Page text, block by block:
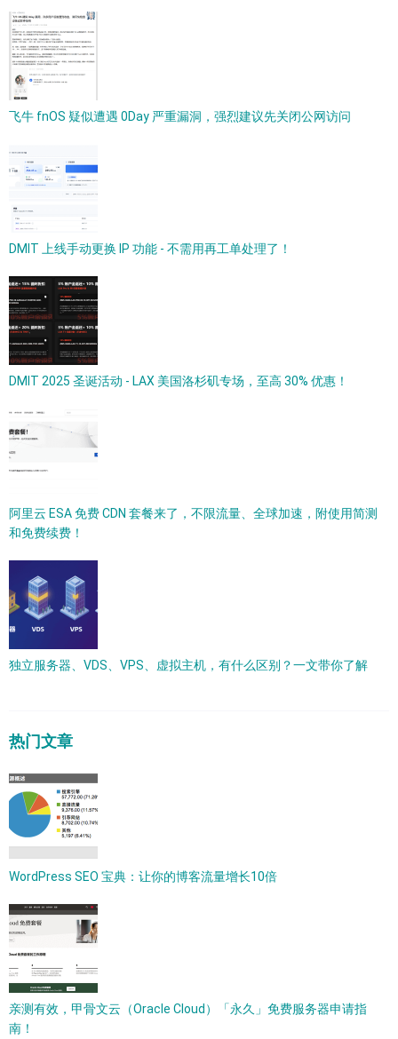
飞牛 fnOS 疑似遭遇 0Day 严重漏洞，强烈建议先关闭公网访问
DMIT 上线手动更换 IP 功能 - 不需用再工单处理了！
DMIT 2025 圣诞活动 - LAX 美国洛杉矶专场，至高 30% 优惠！
阿里云 ESA 免费 CDN 套餐来了，不限流量、全球加速，附使用简测
和免费续费！
独立服务器、VDS、VPS、虚拟主机，有什么区别？一文带你了解
热门文章
WordPress SEO 宝典：让你的博客流量增长10倍
亲测有效，甲骨文云（Oracle Cloud）「永久」免费服务器申请指
南！